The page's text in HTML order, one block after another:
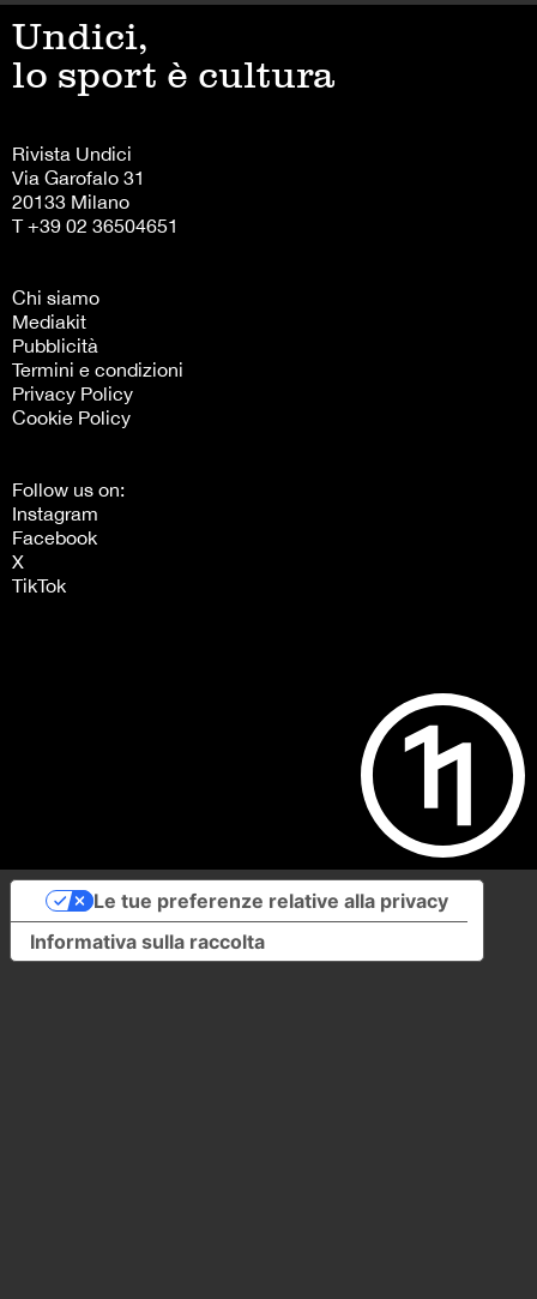
Undici,
lo sport è cultura
Rivista Undici
Via Garofalo 31
20133 Milano
T +39 02 36504651
Chi siamo
Mediakit
Pubblicità
Termini e condizioni
Privacy Policy
Cookie Policy
Follow us on:
Instagram
Facebook
X
TikTok
Informativa sulla raccolta
Le tue preferenze relative alla privacy